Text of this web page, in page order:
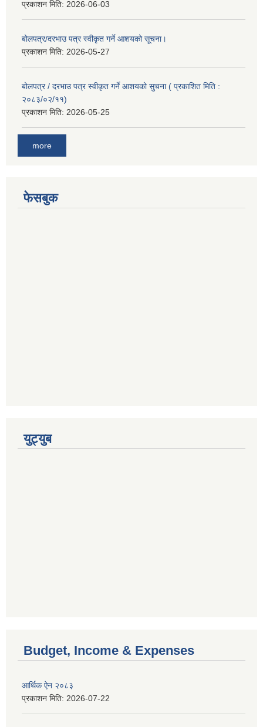
प्रकाशन मिति: 2026-06-03
बोलपत्र/दरभाउ पत्र स्वीकृत गर्ने आशयको सूचना।
प्रकाशन मिति: 2026-05-27
बोलपत्र / दरभाउ पत्र स्वीकृत गर्ने आशयको सुचना ( प्रकाशित मिति :
२०८३/०२/११)
प्रकाशन मिति: 2026-05-25
more
फेसबुक
युट्युब
Budget, Income & Expenses
आर्थिक ऐन २०८३
प्रकाशन मिति: 2026-07-22